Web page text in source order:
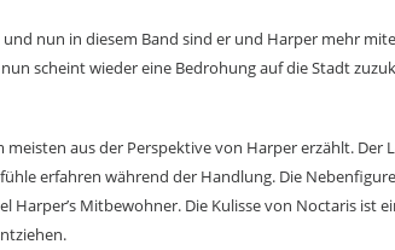
nun in diesem Band sind er und Harper mehr
scheint wieder eine Bedrohung auf die Stadt
aus der Perspektive von Harper erzählt. Der
erfahren während der Handlung. Die
Harper’s Mitbewohner. Die Kulisse von Noctaris ist